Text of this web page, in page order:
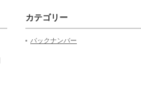
カテゴリー
バックナンバー